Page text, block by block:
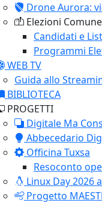
Drone Aurora:
Elezioni
Candidati e
Programmi
WEB TV
Guida allo
BIBLIOTECA
PROGETTI
Digitale Ma
Abbecedario
Officina Tuxsa
Resoconto
Linux Day 2026
Progetto